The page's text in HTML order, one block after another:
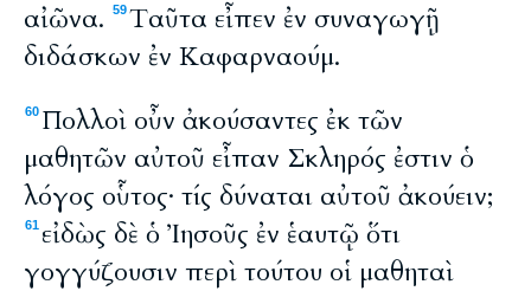
αἰῶνα.
59Ταῦτα εἶπεν ἐν συναγωγῇ
διδάσκων ἐν Καφαρναούμ.
60 Πολλοὶ οὖν ἀκούσαντες ἐκ τῶν
μαθητῶν αὐτοῦ εἶπαν Σκληρός ἐστιν ὁ
λόγος οὗτος· τίς δύναται αὐτοῦ ἀκούειν;
61 εἰδὼς δὲ ὁ Ἰησοῦς ἐν ἑαυτῷ ὅτι
γογγύζουσιν περὶ τούτου οἱ μαθηταὶ